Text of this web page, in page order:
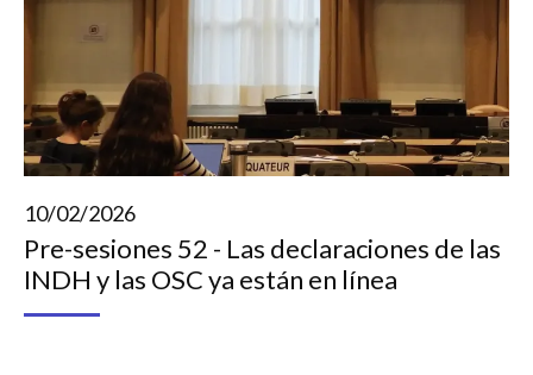
10/02/2026
Pre-sesiones 52 - Las declaraciones de las
INDH y las OSC ya están en línea